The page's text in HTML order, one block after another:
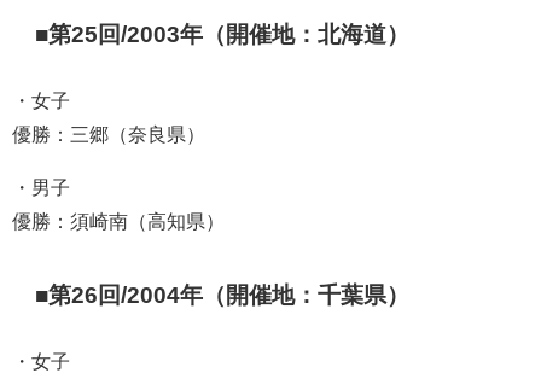
■第25回/2003年（開催地：北海道）
・女子
優勝：三郷（奈良県）
・男子
優勝：須崎南（高知県）
■第26回/2004年（開催地：千葉県）
・女子